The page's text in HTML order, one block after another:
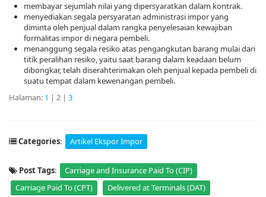
membayar sejumlah nilai yang dipersyaratkan dalam kontrak.
menyediakan segala persyaratan administrasi impor yang
diminta oleh penjual dalam rangka penyelesaian kewajiban
formalitas impor di negara pembeli.
menanggung segala resiko atas pengangkutan barang mulai dari
titik peralihan resiko, yaitu saat barang dalam keadaan belum
dibongkar, telah diserahterimakan oleh penjual kepada pembeli di
suatu tempat dalam kewenangan pembeli.
Halaman: 1 | 2 | 3
Categories: Artikel Ekspor Impor
Post Tags:
Carriage and Insurance Paid To (CIP)
Carriage Paid To (CPT)
Delivered at Terminals (DAT)